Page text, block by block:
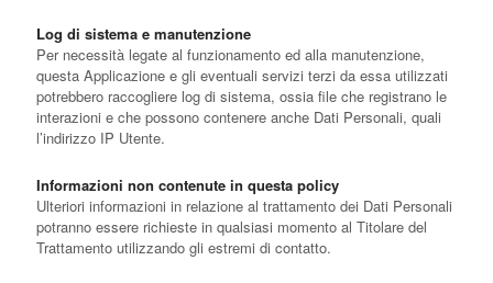
Log di sistema e manutenzione
Per necessità legate al funzionamento ed alla manutenzione,
questa Applicazione e gli eventuali servizi terzi da essa utilizzati
potrebbero raccogliere log di sistema, ossia file che registrano le
interazioni e che possono contenere anche Dati Personali, quali
l’indirizzo IP Utente.
Informazioni non contenute in questa policy
Ulteriori informazioni in relazione al trattamento dei Dati Personali
potranno essere richieste in qualsiasi momento al Titolare del
Trattamento utilizzando gli estremi di contatto.